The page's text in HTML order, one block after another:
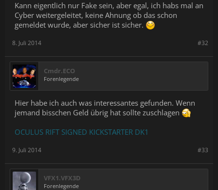
Kann eigentlich nur Fake sein, aber egal, ich habs mal an
Cyber weitergeleitet, keine Ahnung ob das schon
gemeldet wurde, aber sicher ist sicher.
#32
8. Juli 2014
Cmdr.ECO
Forenlegende
Hier habe ich auch was interessantes gefunden. Wenn
jemand bisschen Geld übrig hat sollte zuschlagen
OCULUS RIFT SIGNED KICKSTARTER DK1
#33
9. Juli 2014
VFX1.VFX3D
Forenlegende